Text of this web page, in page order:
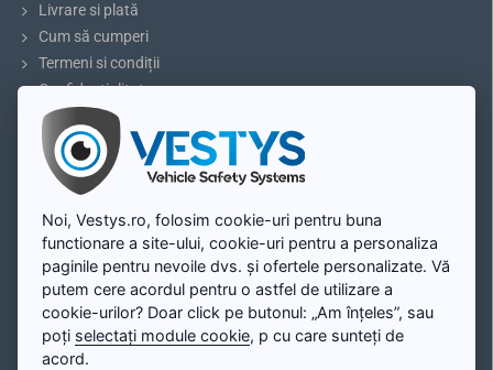
Recomandare:
dimensiunile luminii deasupra plăcuței de înmatriculare și să
comparați cu modelul selectat.
Cameră marșarier pentru Škoda Octavia 2,
Roomster
Cameră marșarier pentru Škoda Octavia 2, Roomster
potrivește exact în locul de iluminare deasupra plăcuței de
înmatriculare. Instalarea este simplă și fără deteriorare mecanică a
caroseriei vehiculului. După instalare, camera va servi și ca lumină
completă a plăcuței de înmatriculare.
Instalezi camera de parcare si o conectezi la monitor conform
Livrare si plată
Cum să cumperi
Termeni si condiții
Confidențialitate
Reclamații și retururi
5 sfaturi pentru parcare sau marșarier
Blog
Contul meu
Contul meu
Înregistrare
Autentificare
Harta site-ului
Noi, Vestys.ro, folosim cookie-uri pentru buna
functionare a site-ului, cookie-uri pentru a personaliza
paginile pentru nevoile dvs. și ofertele personalizate. Vă
putem cere acordul pentru o astfel de utilizare a
cookie-urilor? Doar click pe butonul: „Am înțeles”, sau
poți selectați module cookie, p cu care sunteți de
acord.